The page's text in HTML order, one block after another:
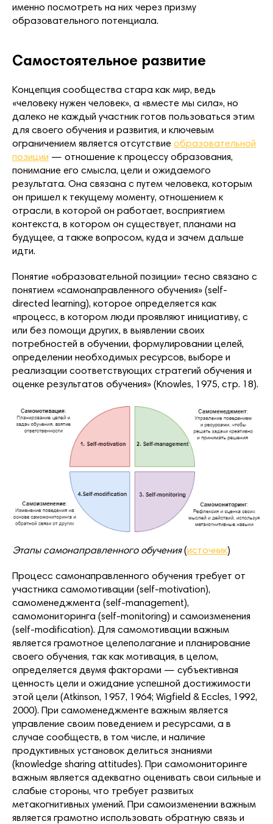
именно посмотреть на них через призму
образовательного потенциала.
Самостоятельное развитие
Концепция сообщества стара как мир, ведь
«человеку нужен человек», а «вместе мы сила», но
далеко не каждый участник готов пользоваться этим
для своего обучения и развития, и ключевым
ограничением является отсутствие образовательной
позиции — отношение к процессу образования,
понимание его смысла, цели и ожидаемого
результата. Она связана с путем человека, которым
он пришел к текущему моменту, отношением к
отрасли, в которой он работает, восприятием
контекста, в котором он существует, планами на
будущее, а также вопросом, куда и зачем дальше
идти.
Понятие «образовательной позиции» тесно связано с
понятием «самонаправленного обучения» (self-
directed learning), которое определяется как
«процесс, в котором люди проявляют инициативу, с
или без помощи других, в выявлении своих
потребностей в обучении, формулировании целей,
определении необходимых ресурсов, выборе и
реализации соответствующих стратегий обучения и
оценке результатов обучения» (Knowles, 1975, стр. 18).
Этапы самонаправленного обучения(источник)
Процесс самонаправленного обучения требует от
участника самомотивации (self-motivation),
самоменеджмента (self-management),
самомониторинга (self-monitoring) и самоизменения
(self-modification). Для самомотивации важным
является грамотное целеполагание и планирование
своего обучения, так как мотивация, в целом,
определяется двумя факторами — субъективная
ценность цели и ожидание успешной достижимости
этой цели (Atkinson, 1957, 1964; Wigfield & Eccles, 1992,
2000). При самоменеджменте важным является
управление своим поведением и ресурсами, а в
случае сообществ, в том числе, и наличие
продуктивных установок делиться знаниями
(knowledge sharing attitudes). При самомониторинге
важным является адекватно оценивать свои сильные и
слабые стороны, что требует развитых
метакогнитивных умений. При самоизменении важным
является грамотно использовать обратную связь и